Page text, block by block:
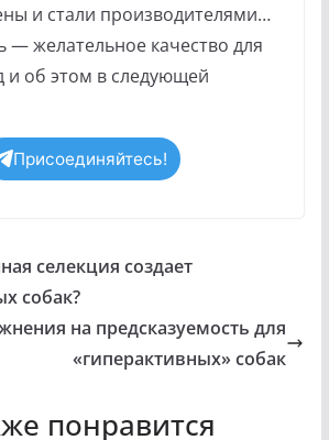
и стали производителями…
— желательное качество для
и об этом в следующей
Присоединяйтесь!
селекция создает
собак?
на предсказуемость для
«гиперактивных» собак
понравится